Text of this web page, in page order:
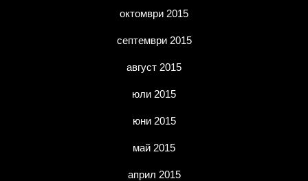
октомври 2015
септември 2015
август 2015
юли 2015
юни 2015
май 2015
април 2015